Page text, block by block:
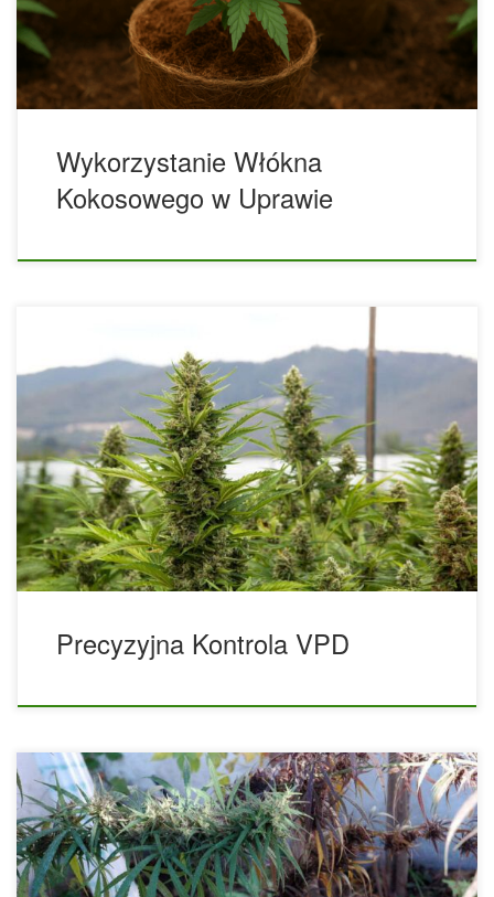
nowoczesnych systemów uprawowych. Jego popularność
wynika nie tylko z właściwości fizykochemicznych, ale
również z aspektów ekologicznych – wykorzystuje to, co […]
Wykorzystanie Włókna
Kokosowego w Uprawie
Precyzyjna Kontrola VPD – Klucz do Wysokiej Wydajności
Uprawy Konopi W profesjonalnych uprawach konopi
indyjskich i przemysłowych jednym z najbardziej
krytycznych, a jednocześnie często pomijanych parametrów,
jest deficyt ciśnienia pary wodnej, znany jako VPD (Vapor
Pressure Deficit). Wbrew pozorom, nie jest to po prostu
wilgotność powietrza – to wskaźnik opisujący równowagę
pomiędzy temperaturą, wilgotnością względną a zdolnością
liści do oddawania […]
Precyzyjna Kontrola VPD
Historia Purple Punch (Alpha Cut). Purple Punch, z
najlepszych kalifornijskich aptek. Od czasu do czasu
miłośnicy konopi zaczynają zastanawiać się nad
pochodzeniem niektórych odmian. Często ta ciekawość